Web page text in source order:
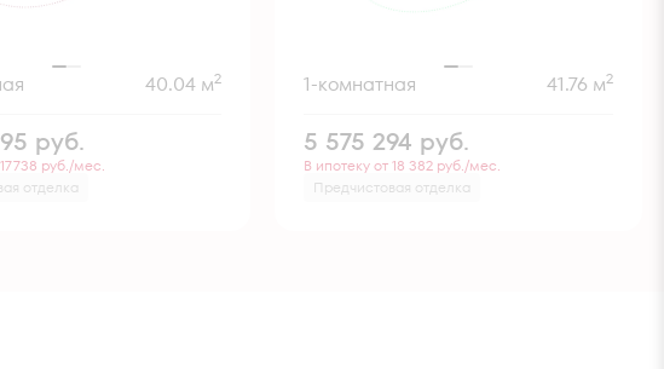
40.04 м2
руб.
738 руб./мес.
отделка
1-комнатная 41.76 м2
5 575 294 руб.
В ипотеку от 18 382 руб./мес.
Предчистовая отделка